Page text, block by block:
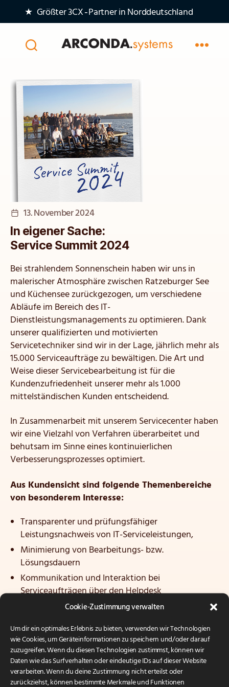
Cookie-Zustimmung verwalten
Um dir ein optimales Erlebnis zu bieten, verwenden wir Technologien
wie Cookies, um Geräteinformationen zu speichern und/oder darauf
zuzugreifen. Wenn du diesen Technologien zustimmst, können wir
Daten wie das Surfverhalten oder eindeutige IDs auf dieser Website
verarbeiten. Wenn du deine Zustimmung nicht erteilst oder
zurückziehst, können bestimmte Merkmale und Funktionen
★ Größter 3CX‑Partner in Norddeutschland
AG
Veröffentlichungsdatum
13. November 2024
In eigener Sache:
Service Summit 2024
Bei strahlendem Sonnenschein haben wir uns in
malerischer Atmosphäre zwischen Ratzeburger See
und Küchensee zurückgezogen, um verschiedene
Abläufe im Bereich des IT-
Dienstleistungsmanagements zu optimieren. Dank
unserer qualifizierten und motivierten
Servicetechniker sind wir in der Lage, jährlich mehr als
15.000 Serviceaufträge zu bewältigen. Die Art und
Weise dieser Servicebearbeitung ist für die
Kundenzufriedenheit unserer mehr als 1.000
mittelständischen Kunden entscheidend.
In Zusammenarbeit mit unserem Servicecenter haben
wir eine Vielzahl von Verfahren überarbeitet und
behutsam im Sinne eines kontinuierlichen
Verbesserungsprozesses optimiert.
Aus Kundensicht sind folgende Themenbereiche
von besonderem Interesse:
Transparenter und prüfungsfähiger
Leistungsnachweis von IT-Serviceleistungen,
Minimierung von Bearbeitungs- bzw.
Lösungsdauern
Kommunikation und Interaktion bei
Serviceaufträgen über denHelpdesk
Weitere Herausforderungen ergeben sich aus der
zuverlässigen Erfüllung von SLAs (Service Level
Agreements) für unsere Cloud-Dienstleistungen und
Managed Services.
Zusätzlich haben die Kollegen auf dem